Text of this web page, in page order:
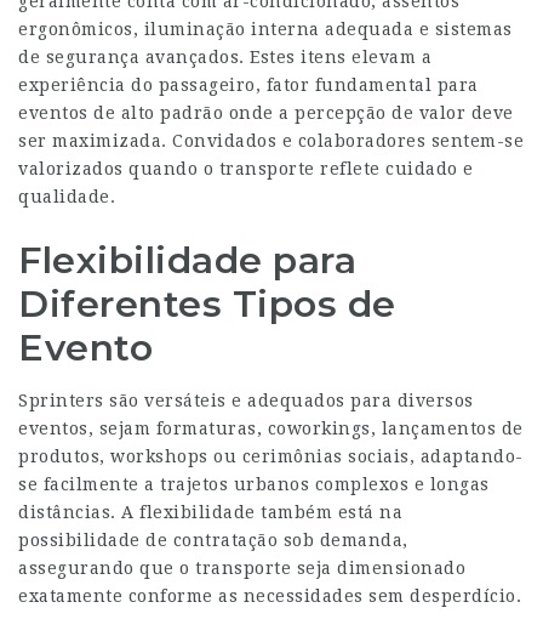
ergonômicos, iluminação interna adequada e sistemas
de segurança avançados. Estes itens elevam a
experiência do passageiro, fator fundamental para
eventos de alto padrão onde a percepção de valor deve
ser maximizada. Convidados e colaboradores sentem-se
valorizados quando o transporte reflete cuidado e
qualidade.
Flexibilidade para
Diferentes Tipos de
Evento
Sprinters são versáteis e adequados para diversos
eventos, sejam formaturas, coworkings, lançamentos de
produtos, workshops ou cerimônias sociais, adaptando-
se facilmente a trajetos urbanos complexos e longas
distâncias. A flexibilidade também está na
possibilidade de contratação sob demanda,
assegurando que o transporte seja dimensionado
exatamente conforme as necessidades sem desperdício.